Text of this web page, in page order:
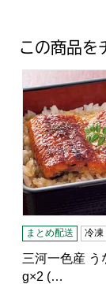
この商品を
三河一色産
まとめ配送 冷凍
三河一色産 う
g×2 (…